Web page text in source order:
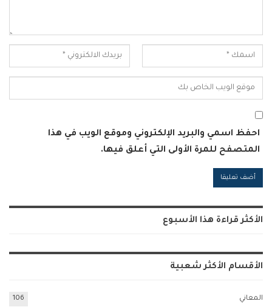
احفظ اسمي والبريد الإلكتروني وموقع الويب في هذا
المتصفح للمرة الأولى التي أعلق فيها.
الأكثر قراءة هذا الأسبوع
الأقسام الأكثر شعبية
المعاني 106